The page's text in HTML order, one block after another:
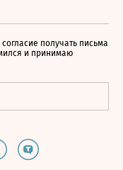
получать письма
и принимаю